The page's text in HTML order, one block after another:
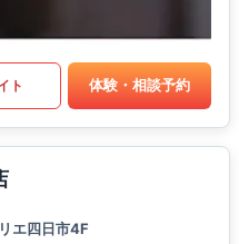
ト 体験・相談予約
エ四日市4F